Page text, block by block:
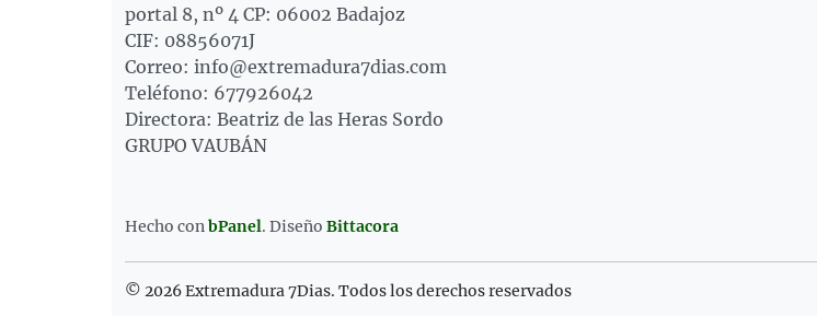
portal 8, nº 4 CP: 06002 Badajoz
CIF: 08856071J
Correo: info@extremadura7dias.com
Teléfono: 677926042
Directora: Beatriz de las Heras Sordo
GRUPO VAUBÁN
Hecho conbPanel. Diseño Bittacora
© 2026 Extremadura 7Dias. Todos los derechos reservados